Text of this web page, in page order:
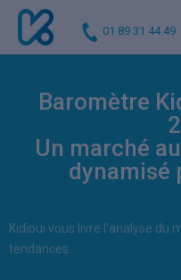
01 89 31 44 49
Baromètre
Un marché
dynamisé
Kidioui vous livre l'analyse du
tendances.